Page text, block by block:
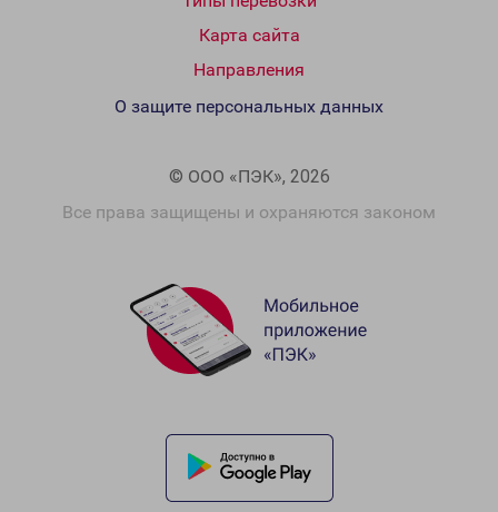
Карта сайта
Направления
© ООО «ПЭК», 2026
Все права защищены и охраняются законом
О защите персональных данных